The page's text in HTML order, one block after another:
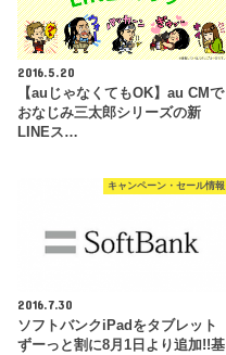
2016.5.20
【auじゃなくてもOK】au CMで
おなじみ三太郎シリーズの新
LINEス…
キャンペーン・セール情報
2016.7.30
ソフトバンクiPadをタブレット
ずーっと割に8月1日より追加!!基